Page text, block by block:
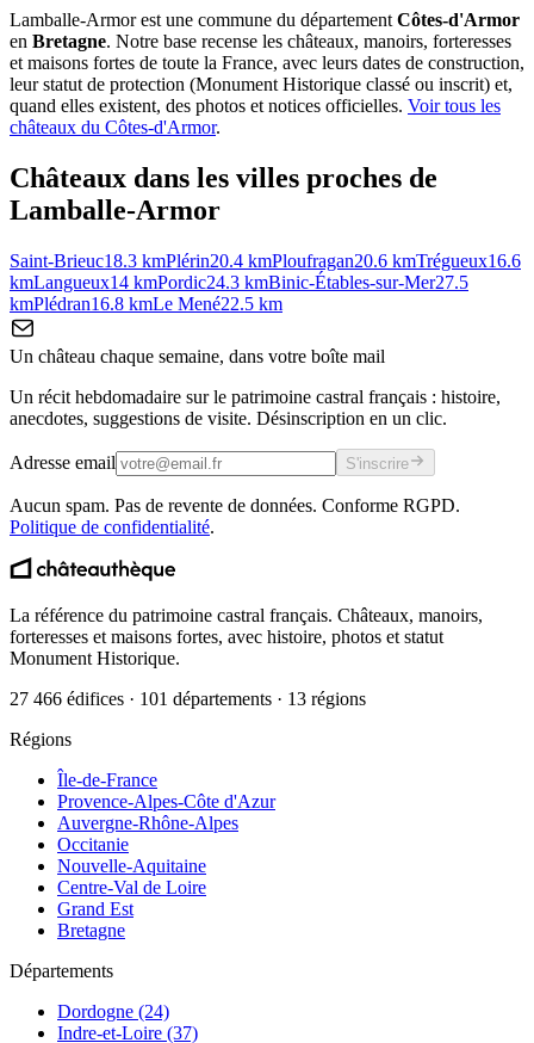
Lamballe-Armorest une commune du départementCôtes-d'Armor
en Bretagne. Notre base recense les châteaux, manoirs, forteresses
et maisons fortes de toute la France, avec leurs dates de construction,
leur statut de protection (Monument Historique classé ou inscrit) et,
quand elles existent, des photos et notices officielles. Voir tous les
châteaux du Côtes-d'Armor.
Châteaux dans les villes proches de
Lamballe-Armor
Saint-Brieuc18.3 kmPlérin20.4 kmPloufragan20.6 kmTrégueux16.6
kmLangueux14 kmPordic24.3 kmBinic-Étables-sur-Mer27.5
kmPlédran16.8 kmLe Mené22.5 km
Un château chaque semaine, dans votre boîte mail
Un récit hebdomadaire sur le patrimoine castral français : histoire,
anecdotes, suggestions de visite. Désinscription en un clic.
Adresse email S'inscrire
Aucun spam. Pas de revente de données. Conforme RGPD.
Politique de confidentialité.
La référence du patrimoine castral français. Châteaux, manoirs,
forteresses et maisons fortes, avec histoire, photos et statut
Monument Historique.
27 466 édifices · 101 départements · 13 régions
Régions
Île-de-France
Provence-Alpes-Côte d'Azur
Auvergne-Rhône-Alpes
Occitanie
Nouvelle-Aquitaine
Centre-Val de Loire
Grand Est
Bretagne
Départements
Dordogne (24)
Indre-et-Loire (37)